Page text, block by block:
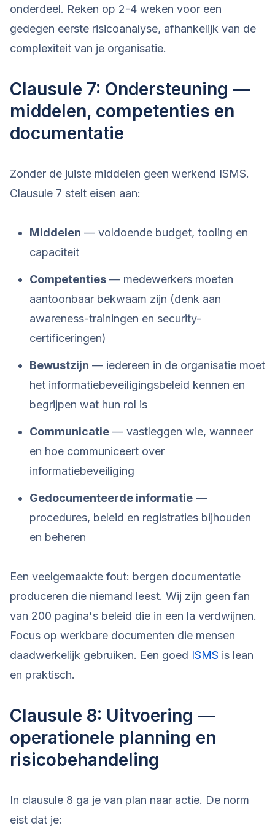
onderdeel. Reken op 2-4 weken voor een
gedegen eerste risicoanalyse, afhankelijk van de
complexiteit van je organisatie.
Clausule 7: Ondersteuning —
middelen, competenties en
documentatie
Zonder de juiste middelen geen werkend ISMS.
Clausule 7 stelt eisen aan:
Middelen — voldoende budget, tooling en
capaciteit
Competenties — medewerkers moeten
aantoonbaar bekwaam zijn (denk aan
awareness-trainingen en security-
certificeringen)
Bewustzijn — iedereen in de organisatie moet
het informatiebeveiligingsbeleid kennen en
begrijpen wat hun rol is
Communicatie — vastleggen wie, wanneer
en hoe communiceert over
informatiebeveiliging
Gedocumenteerde informatie —
procedures, beleid en registraties bijhouden
en beheren
Een veelgemaakte fout: bergen documentatie
produceren die niemand leest. Wij zijn geen fan
van 200 pagina's beleid die in een la verdwijnen.
Focus op werkbare documenten die mensen
daadwerkelijk gebruiken. Een goed ISMS is lean
en praktisch.
Clausule 8: Uitvoering —
operationele planning en
risicobehandeling
In clausule 8 ga je van plan naar actie. De norm
eist dat je: